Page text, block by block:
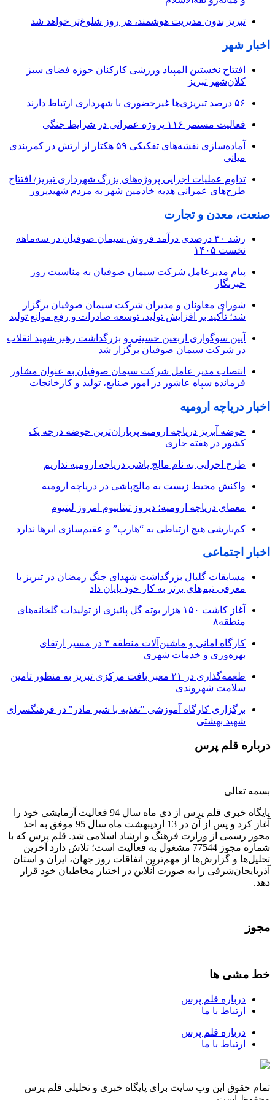
تبریز بدون مدیریت هوشمند، هر روز شلوغ‌تر خواهد شد
اخبار شهر
افتتاح نخستین المپیاد ورزشی کارکنان حوزه فضای سبز
کلان‌شهر تبریز
۵۶ درصد تبریزی‌ها غیرحضوری با شهرداری ارتباط دارند
فعالیت مستمر ۱۱۶ پروژه عمرانی در شرایط جنگی
آماده‌سازی نقشه‌های تفکیکی ۵۹ هکتار از ارتش در کمربندی
میانی
تداوم عملیات اجرایی پروژه‌های بزرگ شهرداری تبریز/ افتتاح
طرح‌های عمرانی هدیه خادمین شهر به مردم شهیدپرور
صنعت، معدن و تجارت
رشد ۳۰ درصدی درآمد فروش سیمان صوفیان در سه‌ماهه
نخست ۱۴۰۵
پیام مدیرعامل شرکت سیمان صوفیان به مناسبت روز
خبرنگار
شورای معاونان و مدیران شرکت سیمان صوفیان برگزار
شد؛ تأکید بر افزایش تولید، توسعه صادرات و رفع موانع تولید
آیین سوگواری اربعین حسینی و بزرگداشت رهبر شهید انقلاب
در شرکت سیمان صوفیان برگزار شد
انتصاب مدیر عامل شرکت سیمان صوفیان به عنوان مشاور
فرمانده سپاه عاشور در امور صنایع، تولید و کارخانجات
اخبار دریاچه ارومیه
حوضه آبریز دریاچه ارومیه پرباران‌ترین حوضه‌ درجه یک
کشور در هفته جاری
طرح اجرایی به نام مالچ پاشی دریاچه ارومیه نداریم
واکنش محیط زیست به مالچ‌پاشی در دریاچه ارومیه
معمای دریاچه ارومیه؛ دیروز تیتانیوم امروز لیتیوم
کم‌بارشی هیچ ارتباطی به “هارپ” و عقیم‌سازی ابرها ندارد
اخبار اجتماعی
مسابقات گلبال بزرگداشت شهدای جنگ رمضان در تبریز با
معرفی تیم‌های برتر به کار خود پایان داد
آغاز کاشت ۱۵۰ هزار بوته گل پائیزی از تولیدات گلخانه‌های
منطقه۸
کارگاه امانی و ماشین‌آلات منطقه ۳ در مسیر ارتقای
بهره‌وری و خدمات شهری
طعمه‌گذاری در ۲۱ معبر بافت مرکزی تبریز به منظور تامین
سلامت شهروندی
برگزاری کارگاه آموزشی "تغذیه با شیر مادر" در فرهنگسرای
شهید بهشتی
درباره قلم پرس
بسمه تعالی
پایگاه خبری قلم پرس از دی ماه سال 94 فعالیت آزمایشی خود را
آغاز کرد و پس از آن در 13 اردیبهشت ماه سال 95 موفق به اخذ
مجوز رسمی از وزارت فرهنگ و ارشاد اسلامی شد. قلم پرس که با
شماره مجوز 77544 مشغول به فعالیت است؛ تلاش دارد آخرین
تحلیل‌ها و گزارش‌ها از مهم‌ترین اتفاقات روز جهان، ایران و استان
آذربایجان‌شرقی را به صورت آنلاین در اختیار مخاطبان خود قرار
دهد.
مجوز
خط مشی ها
درباره قلم پرس
ارتباط با ما
درباره قلم پرس
ارتباط با ما
تمام حقوق این وب سایت برای پایگاه خبری و تحلیلی قلم پرس